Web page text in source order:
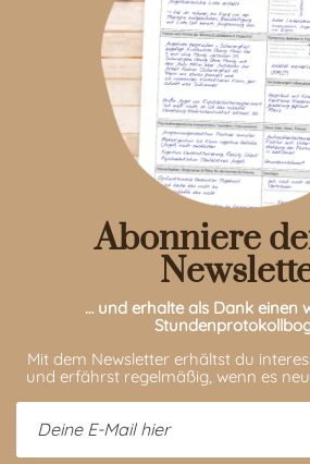
Abonniere
… und erhalte als Dank einen
Mit dem Newsletter erhältst du
und erfährst regelmäßig, wenn es